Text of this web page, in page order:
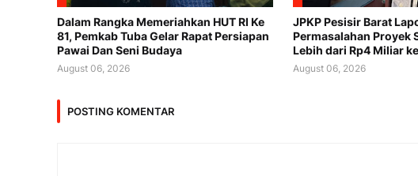
Dalam Rangka Memeriahkan HUT RI Ke
81, Pemkab Tuba Gelar Rapat Persiapan
Pawai Dan Seni Budaya
August 06, 2026
JPKP Pesisir Barat
Permasalahan Proyek
Lebih dari Rp4 Miliar
August 06, 2026
POSTING KOMENTAR